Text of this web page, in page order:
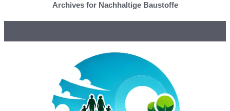
Archives for Nachhaltige Baustoffe